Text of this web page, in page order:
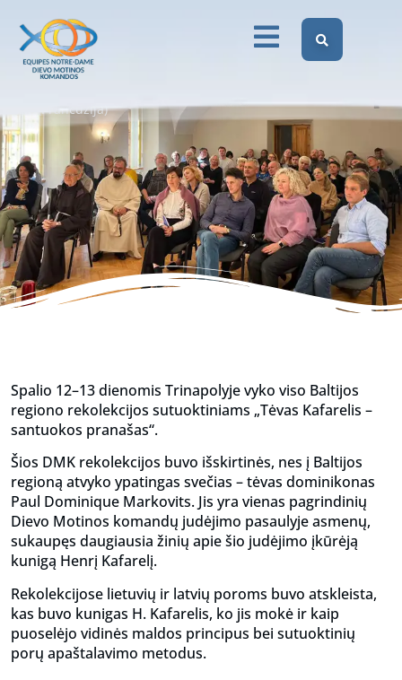
(Prancūzija)
Dievo Motinos Komandos Lietuvoje
Nuotraukos
(Prancūzija)
Spalio 12–13 dienomis Trinapolyje vyko viso Baltijos
regiono rekolekcijos sutuoktiniams „Tėvas Kafarelis –
santuokos pranašas“.
Šios DMK rekolekcijos buvo išskirtinės, nes į Baltijos
regioną atvyko ypatingas svečias – tėvas dominikonas
Paul Dominique Markovits. Jis yra vienas pagrindinių
Dievo Motinos komandų judėjimo pasaulyje asmenų,
sukaupęs daugiausia žinių apie šio judėjimo įkūrėją
kunigą Henrį Kafarelį.
Rekolekcijose lietuvių ir latvių poroms buvo atskleista,
kas buvo kunigas H. Kafarelis, ko jis mokė ir kaip
puoselėjo vidinės maldos principus bei sutuoktinių
porų apaštalavimo metodus.